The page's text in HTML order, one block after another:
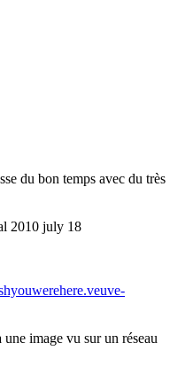
du bon temps avec du très
2010 july 18
image vu sur un réseau